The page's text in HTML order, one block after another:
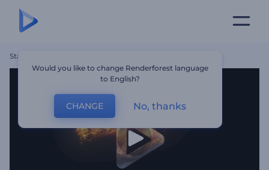
Startseite
Would you like to change Renderforest language
to English?
CHANGE No, thanks